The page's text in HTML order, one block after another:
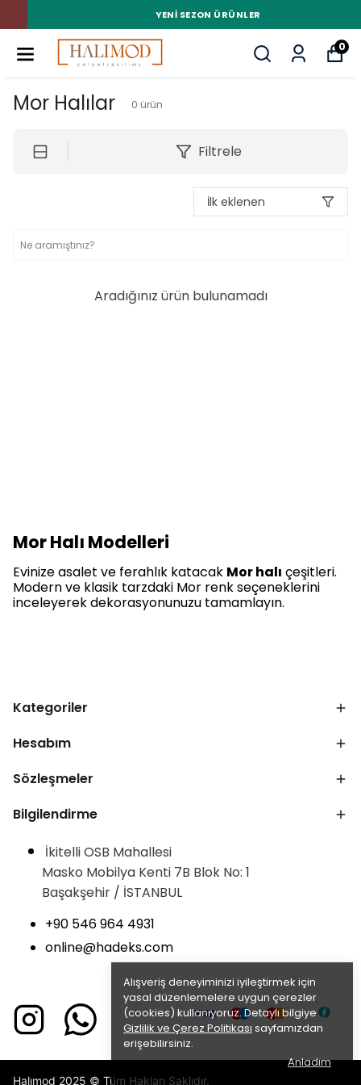
YENI SEZON ÜRÜNLER
0
Alışveriş deneyiminizi iyileştirmek için
yasal düzenlemelere uygun çerezler
(cookies) kullanıyoruz. Detaylı bilgiye
Gizlilik ve Çerez Politikası sayfamızdan
erişebilirsiniz.
Anladım
Mor Halılar 0 ürün
Filtrele
İlk eklenen
Aradığınız ürün bulunamadı
Mor Halı Modelleri
Evinize asalet ve ferahlık katacak Mor halı çeşitleri.
Modern ve klasik tarzdaki Mor renk seçeneklerini
inceleyerek dekorasyonunuzu tamamlayın.
Kategoriler
Hesabım
Sözleşmeler
Bilgilendirme
İkitelli OSB Mahallesi
Masko Mobilya Kenti 7B Blok No: 1
Başakşehir / İSTANBUL
+90 546 964 4931
online@hadeks.com
Halımod 2025 © Tüm Hakları Saklıdır.